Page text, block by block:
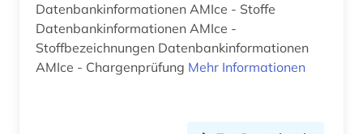
neurologie (1)
neurowissenschaften (1)
nmr-spektroskopie (1)
Datenbankinformationen AMIce - Stoffe
Datenbankinformationen AMIce -
Stoffbezeichnungen Datenbankinformationen
AMIce - Chargenprüfung Mehr Informationen